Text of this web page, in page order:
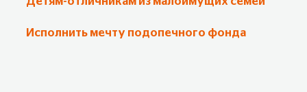
Исполнить мечту подопечного фонда